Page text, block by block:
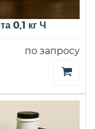
0,1 кг Ч
по запросу